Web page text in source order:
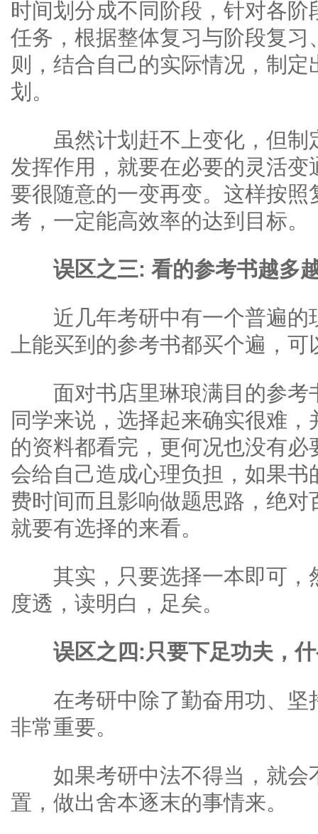
时间划分成不同阶段，针对各
任务，根据整体复习与阶段复
则，结合自己的实际情况，制
划。
虽然计划赶不上变化，但制
发挥作用，就要在必要的灵活
要很随意的一变再变。这样按
考，一定能高效率的达到目标。
误区之三: 看的参考书越多
近几年考研中有一个普遍的
上能买到的参考书都买个遍，可
面对书店里琳琅满目的参考
同学来说，选择起来确实很难
的资料都看完，更何况也没有
会给自己造成心理负担，如果
费时间而且影响做题思路，绝
就要有选择的来看。
其实，只要选择一本即可，
度透，读明白，足矣。
误区之四:只要下足功夫，
在考研中除了勤奋用功、坚
非常重要。
如果考研中法不得当，就会
置，做出舍本逐末的事情来。